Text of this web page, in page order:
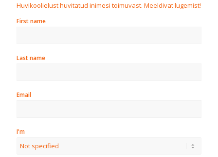
Huvikoolielust huvitatud inimesi toimuvast. Meeldivat lugemist!
First name
Last name
Email
I'm